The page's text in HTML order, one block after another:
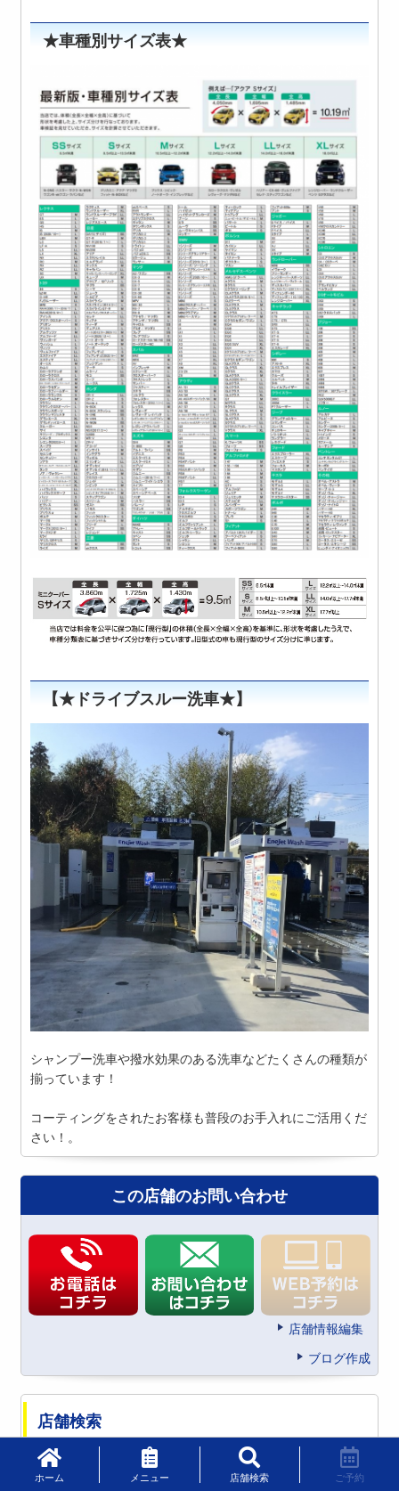
★車種別サイズ表★
【★ドライブスルー洗車★】
シャンプー洗車や撥水効果のある洗車などたくさんの種類が
揃っています！
コーティングをされたお客様も普段のお手入れにご活用くだ
さい！。
この店舗のお問い合わせ
店舗情報編集
ブログ作成
店舗検索
都道府県から探す
ホーム メニュー 店舗検索 ご予約